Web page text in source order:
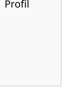
Profil